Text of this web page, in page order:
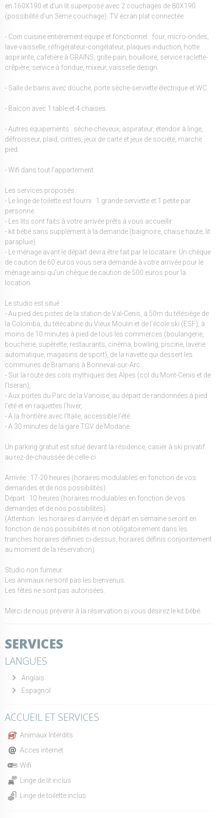
en 160X190 et d'un lit superposé avec 2 couchages de 80X190
(possibilité d’un 3ème couchage). TV écran plat connectée.
- Coin cuisine entièrement équipé et fonctionnel : four, micro-ondes,
lave-vaisselle, réfrigérateur-congélateur, plaques induction, hotte
aspirante, cafetière à GRAINS, grille-pain, bouilloire, service raclette-
crêpière, service à fondue, mixeur, vaisselle design.
- Salle de bains avec douche, porte sèche-serviette électrique et WC.
- Balcon avec 1 table et 4 chaises.
- Autres équipements : sèche-cheveux, aspirateur, étendoir à linge,
défroisseur, plaid, cintres, jeux de carte et jeux de société, marche
pied.
- Wifi dans tout l’appartement.
Les services proposés :
- Le linge de toilette est fourni : 1 grande serviette et 1 petite par
personne.
- Les lits sont faits à votre arrivée prêts à vous accueillir.
- kit bébé sans supplément à la demande (baignoire, chaise haute, lit
parapluie).
- Le ménage avant le départ devra être fait par le locataire. Un chèque
de caution de 60 euros vous sera demandé à votre arrivée pour le
ménage ainsi qu'un chèque de caution de 500 euros pour la
location.
Le studio est situé :
- Au pied des pistes de la station de Val-Cenis, à 50m du télésiège de
la Colomba, du télécabine du Vieux Moulin et de l’école ski (ESF), à
moins de 10 minutes à pied de tous les commerces (boulangerie,
boucherie, supérette, restaurants, cinéma, bowling, piscine, laverie
automatique, magasins de sport), de la navette qui dessert les
communes de Bramans à Bonneval-sur-Arc.
- Sur la route des cols mythiques des Alpes (col du Mont-Cenis et de
l’Iseran),
- Aux portes du Parc de la Vanoise, au départ de randonnées à pied
l’été et en raquettes l’hiver,
- A la frontière avec l’Italie, accessible l’été.
- A 30 minutes de la gare TGV de Modane.
Un parking gratuit est situé devant la résidence, casier à ski privatif
au rez-de-chaussée de celle-ci.
Arrivée : 17-20 heures (horaires modulables en fonction de vos
demandes et de nos possibilités).
Départ : 10 heures (horaires modulables en fonction de vos
demandes et de nos possibilités).
(Attention : les horaires d'arrivée et départ en semaine seront en
fonction de nos possibilités et non obligatoirement dans les
tranches horaires définies ci-dessus, horaires définis conjointement
au moment de la réservation).
Studio non fumeur.
Les animaux ne sont pas les bienvenus.
Les fêtes ne sont pas autorisées.
Merci de nous prévenir à la réservation si vous désirez le kit bébé.
SERVICES
LANGUES
Anglais
Espagnol
ACCUEIL ET SERVICES
Animaux Interdits
Acces internet
Wifi
Linge de lit inclus
Linge de toilette inclus